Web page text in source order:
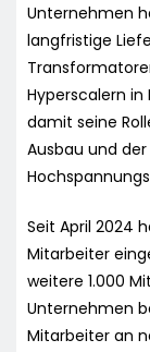
Unternehmen
langfristige
Hyperscalern
damit seine
Ausbau und
Seit April 2024
Mitarbeiter
weitere 1.000
Unternehmen
Mitarbeiter an